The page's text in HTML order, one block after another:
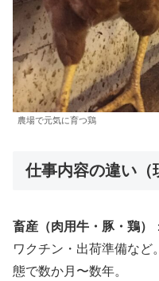
農場で元気に育つ鶏
仕事内容の違い（
畜産（肉用牛・豚・鶏）
ワクチン・出荷準備など
態で数か月〜数年。